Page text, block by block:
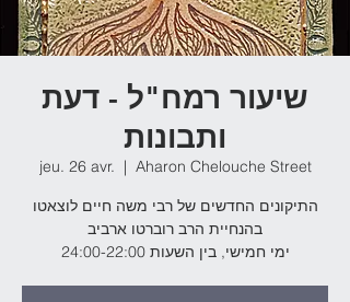
שיעור רמח"ל - דעת
ותבונות
jeu. 26 avr.
  |
Aharon Chelouche Street
התיקונים החדשים של רבי משה חיים לוצאטו
בהנחיית הרב רוברטו ארביב
ימי חמישי, בין השעות 24:00-22:00